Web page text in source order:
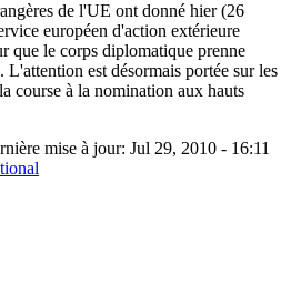
de l'UE ont donné hier (26
européen d'action extérieure
que le corps diplomatique prenne
est désormais portée sur les
course à la nomination aux hauts
mise à jour: Jul 29, 2010 - 16:11